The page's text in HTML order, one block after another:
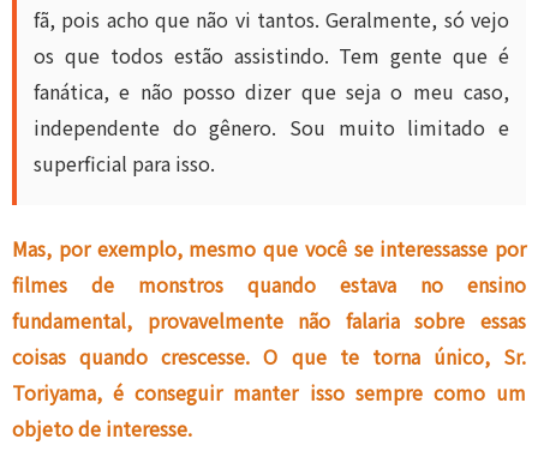
fã, pois acho que não vi tantos. Geralmente, só vejo
os que todos estão assistindo. Tem gente que é
fanática, e não posso dizer que seja o meu caso,
independente do gênero. Sou muito limitado e
superficial para isso.
Mas, por exemplo, mesmo que você se interessasse por
filmes de monstros quando estava no ensino
fundamental, provavelmente não falaria sobre essas
coisas quando crescesse. O que te torna único, Sr.
Toriyama, é conseguir manter isso sempre como um
objeto de interesse.